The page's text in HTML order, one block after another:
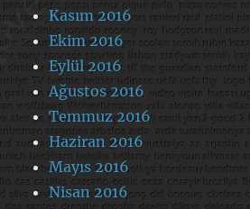
Kasım 2016
Ekim 2016
Eylül 2016
Ağustos 2016
Temmuz 2016
Haziran 2016
Mayıs 2016
Nisan 2016